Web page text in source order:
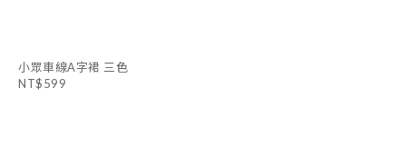
小眾車線A字裙 三色
NT$599